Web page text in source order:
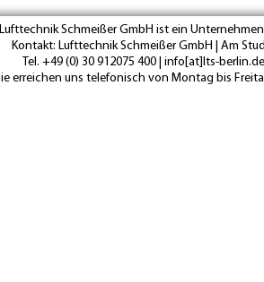
Lufttechnik Schmeißer GmbH ist ein
Kontakt: Lufttechnik Schmeißer GmbH | Am
Tel. +49 (0) 30 912075 400 | info[at]lts-berlin.de
erreichen uns telefonisch von Montag bis